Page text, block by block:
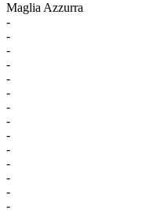
Maglia Azzurra
-
-
-
-
-
-
-
-
-
-
-
-
-
-